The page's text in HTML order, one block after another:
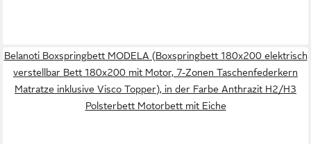
Belanoti Boxspringbett MODELA (Boxspringbett 180x200 elektrisch
verstellbar Bett 180x200 mit Motor, 7-Zonen Taschenfederkern
Matratze inklusive Visco Topper), in der Farbe Anthrazit H2/H3
Polsterbett Motorbett mit Eiche